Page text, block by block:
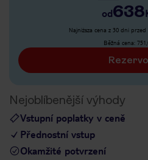
od638
Najniższa cena z 30 dni przed
Běžná cena:
Nejoblíbenější výhody
Vstupní poplatky v ceně
Přednostní vstup
Okamžité potvrzení